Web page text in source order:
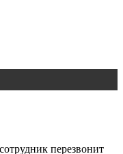
перезвонит